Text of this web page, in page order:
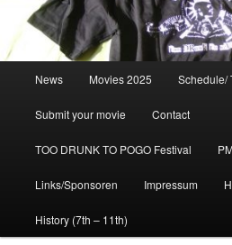
News Movies 2025 Schedule/
Submit your movie Contact
TOO DRUNK TO POGO Festival
Links/Sponsoren Impressum
History (7th – 11th)